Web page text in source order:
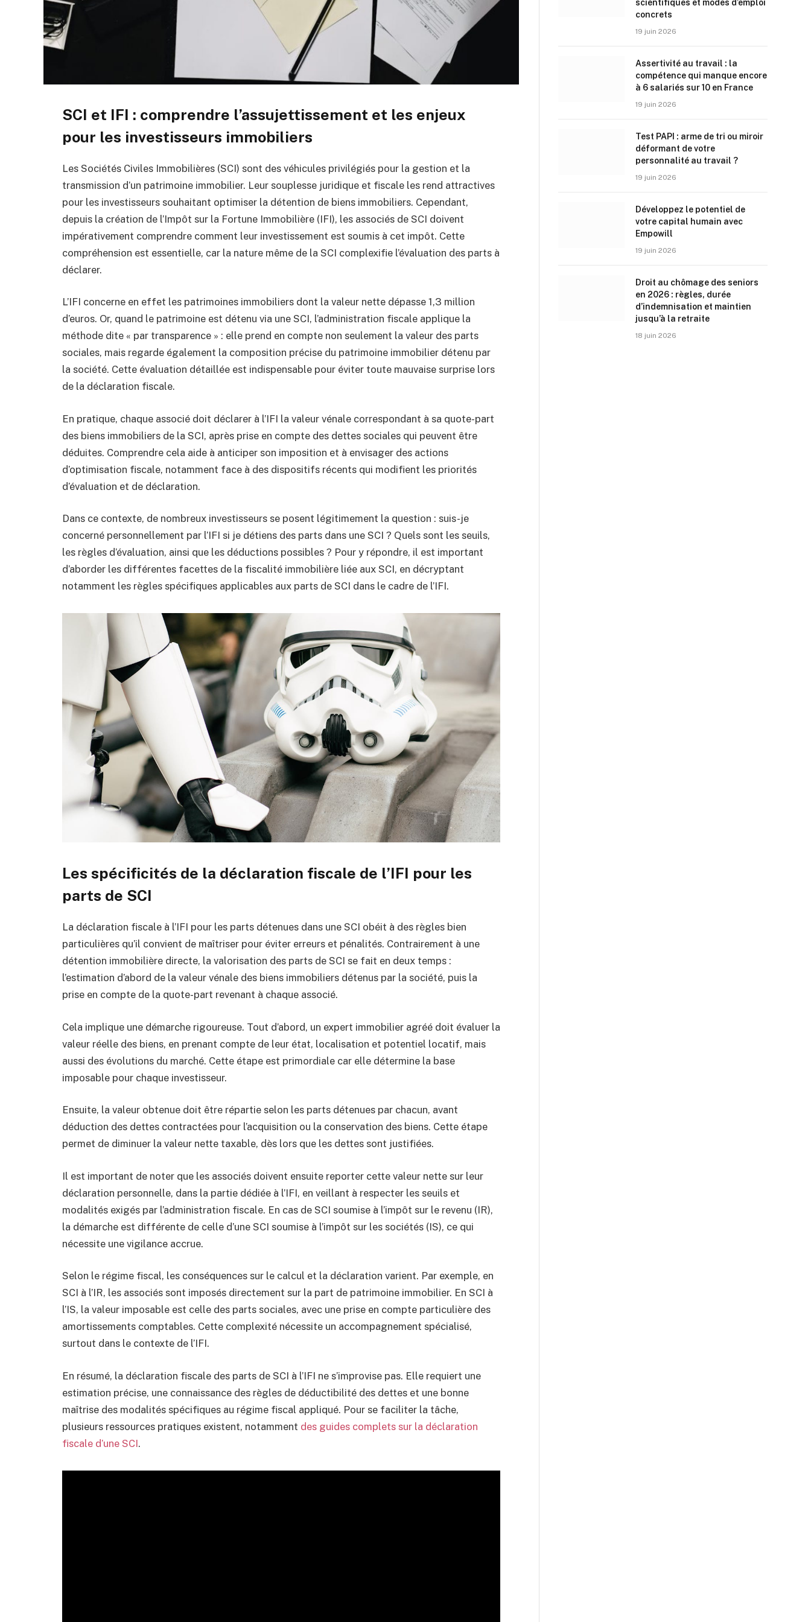
SCI et IFI : comprendre l’assujettissement et les enjeux
pour les investisseurs immobiliers
Les Sociétés Civiles Immobilières (SCI) sont des véhicules privilégiés pour la gestion et la
transmission d’un patrimoine immobilier. Leur souplesse juridique et fiscale les rend attractives
pour les investisseurs souhaitant optimiser la détention de biens immobiliers. Cependant,
depuis la création de l’Impôt sur la Fortune Immobilière (IFI), les associés de SCI doivent
impérativement comprendre comment leur investissement est soumis à cet impôt. Cette
compréhension est essentielle, car la nature même de la SCI complexifie l’évaluation des parts à
déclarer.
L’IFI concerne en effet les patrimoines immobiliers dont la valeur nette dépasse 1,3 million
d’euros. Or, quand le patrimoine est détenu via une SCI, l’administration fiscale applique la
méthode dite « par transparence » : elle prend en compte non seulement la valeur des parts
sociales, mais regarde également la composition précise du patrimoine immobilier détenu par
la société. Cette évaluation détaillée est indispensable pour éviter toute mauvaise surprise lors
de la déclaration fiscale.
En pratique, chaque associé doit déclarer à l’IFI la valeur vénale correspondant à sa quote-part
des biens immobiliers de la SCI, après prise en compte des dettes sociales qui peuvent être
déduites. Comprendre cela aide à anticiper son imposition et à envisager des actions
d’optimisation fiscale, notamment face à des dispositifs récents qui modifient les priorités
d’évaluation et de déclaration.
Dans ce contexte, de nombreux investisseurs se posent légitimement la question : suis-je
concerné personnellement par l’IFI si je détiens des parts dans une SCI ? Quels sont les seuils,
les règles d’évaluation, ainsi que les déductions possibles ? Pour y répondre, il est important
d’aborder les différentes facettes de la fiscalité immobilière liée aux SCI, en décryptant
notamment les règles spécifiques applicables aux parts de SCI dans le cadre de l’IFI.
Les spécificités de la déclaration fiscale de l’IFI pour les
parts de SCI
La déclaration fiscale à l’IFI pour les parts détenues dans une SCI obéit à des règles bien
particulières qu’il convient de maîtriser pour éviter erreurs et pénalités. Contrairement à une
détention immobilière directe, la valorisation des parts de SCI se fait en deux temps :
l’estimation d’abord de la valeur vénale des biens immobiliers détenus par la société, puis la
prise en compte de la quote-part revenant à chaque associé.
Cela implique une démarche rigoureuse. Tout d’abord, un expert immobilier agréé doit évaluer la
valeur réelle des biens, en prenant compte de leur état, localisation et potentiel locatif, mais
aussi des évolutions du marché. Cette étape est primordiale car elle détermine la base
imposable pour chaque investisseur.
Ensuite, la valeur obtenue doit être répartie selon les parts détenues par chacun, avant
déduction des dettes contractées pour l’acquisition ou la conservation des biens. Cette étape
permet de diminuer la valeur nette taxable, dès lors que les dettes sont justifiées.
Il est important de noter que les associés doivent ensuite reporter cette valeur nette sur leur
déclaration personnelle, dans la partie dédiée à l’IFI, en veillant à respecter les seuils et
modalités exigés par l’administration fiscale. En cas de SCI soumise à l’impôt sur le revenu (IR),
la démarche est différente de celle d’une SCI soumise à l’impôt sur les sociétés (IS), ce qui
nécessite une vigilance accrue.
Selon le régime fiscal, les conséquences sur le calcul et la déclaration varient. Par exemple, en
SCI à l’IR, les associés sont imposés directement sur la part de patrimoine immobilier. En SCI à
l’IS, la valeur imposable est celle des parts sociales, avec une prise en compte particulière des
amortissements comptables. Cette complexité nécessite un accompagnement spécialisé,
surtout dans le contexte de l’IFI.
En résumé, la déclaration fiscale des parts de SCI à l’IFI ne s’improvise pas. Elle requiert une
estimation précise, une connaissance des règles de déductibilité des dettes et une bonne
maîtrise des modalités spécifiques au régime fiscal appliqué. Pour se faciliter la tâche,
plusieurs ressources pratiques existent, notamment des guides complets sur la déclaration
fiscale d’une SCI.
scientifiques et modes d’emploi
concrets
19 juin 2026
Assertivité au travail : la
compétence qui manque encore
à 6 salariés sur 10 en France
19 juin 2026
Test PAPI : arme de tri ou miroir
déformant de votre
personnalité au travail ?
19 juin 2026
Développez le potentiel de
votre capital humain avec
Empowill
19 juin 2026
Droit au chômage des seniors
en 2026 : règles, durée
d’indemnisation et maintien
jusqu’à la retraite
18 juin 2026